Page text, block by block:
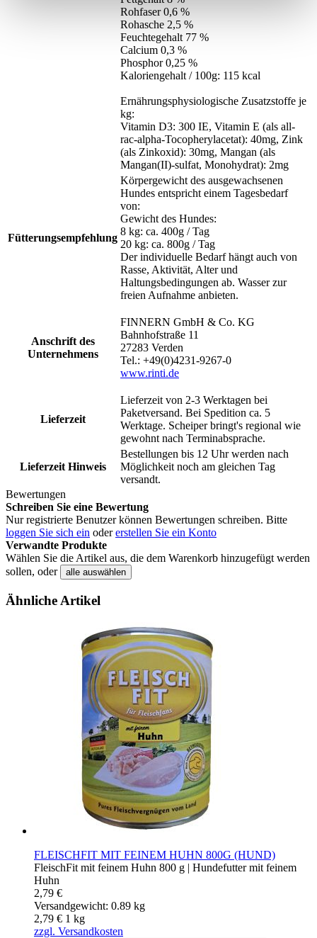
Rohfaser 0,6 %
Rohasche 2,5 %
Feuchtegehalt 77 %
Calcium 0,3 %
Phosphor 0,25 %
Kaloriengehalt / 100g: 115 kcal
Ernährungsphysiologische Zusatzstoffe je
kg:
Vitamin D3: 300 IE, Vitamin E (als all-
rac-alpha-Tocopherylacetat): 40mg, Zink
(als Zinkoxid): 30mg, Mangan (als
Mangan(II)-sulfat, Monohydrat): 2mg
Fütterungsempfehlung
Körpergewicht des ausgewachsenen
Hundes entspricht einem Tagesbedarf
von:
Gewicht des Hundes:
8 kg: ca. 400g / Tag
20 kg: ca. 800g / Tag
Der individuelle Bedarf hängt auch von
Rasse, Aktivität, Alter und
Haltungsbedingungen ab. Wasser zur
freien Aufnahme anbieten.
Anschrift des
Unternehmens
FINNERN GmbH & Co. KG
Bahnhofstraße 11
27283 Verden
Tel.: +49(0)4231-9267-0
www.rinti.de
Lieferzeit
Lieferzeit von 2-3 Werktagen bei
Paketversand. Bei Spedition ca. 5
Werktage. Scheiper bringt's regional wie
gewohnt nach Terminabsprache.
Lieferzeit Hinweis
Bestellungen bis 12 Uhr werden nach
Möglichkeit noch am gleichen Tag
versandt.
Bewertungen
Schreiben Sie eine Bewertung
Nur registrierte Benutzer können Bewertungen schreiben. Bitte
loggen Sie sich ein odererstellen Sie ein Konto
Verwandte Produkte
Wählen Sie die Artikel aus, die dem Warenkorb hinzugefügt werden
sollen, oder
alle auswählen
Ähnliche Artikel
FLEISCHFIT MIT FEINEM HUHN 800G (HUND)
FleischFit mit feinem Huhn 800 g | Hundefutter mit feinem
Huhn
2,79 €
Versandgewicht: 0.89 kg
2,79 € 1 kg
zzgl. Versandkosten